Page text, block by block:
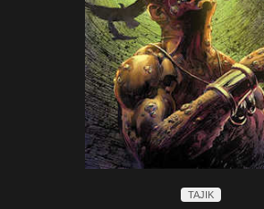
TAJIK